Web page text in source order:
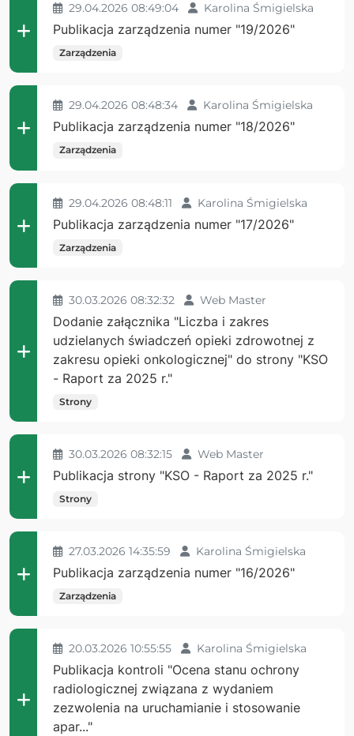
29.04.2026 08:49:04 Karolina Śmigielska
Publikacja zarządzenia numer "19/2026"
Zarządzenia
29.04.2026 08:48:34 Karolina Śmigielska
Publikacja zarządzenia numer "18/2026"
Zarządzenia
29.04.2026 08:48:11 Karolina Śmigielska
Publikacja zarządzenia numer "17/2026"
Zarządzenia
30.03.2026 08:32:32 Web Master
Dodanie załącznika "Liczba i zakres
udzielanych świadczeń opieki zdrowotnej z
zakresu opieki onkologicznej" do strony "KSO
- Raport za 2025 r."
Strony
30.03.2026 08:32:15 Web Master
Publikacja strony "KSO - Raport za 2025 r."
Strony
27.03.2026 14:35:59 Karolina Śmigielska
Publikacja zarządzenia numer "16/2026"
Zarządzenia
20.03.2026 10:55:55 Karolina Śmigielska
Publikacja kontroli "Ocena stanu ochrony
radiologicznej związana z wydaniem
zezwolenia na uruchamianie i stosowanie
apar..."